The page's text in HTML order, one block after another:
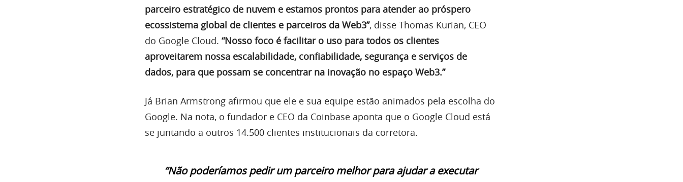
parceiro estratégico de nuvem e estamos prontos para atender ao próspero
ecossistema global de clientes e parceiros da Web3”, disse Thomas Kurian, CEO
do Google Cloud. “Nosso foco é facilitar o uso para todos os clientes
aproveitarem nossa escalabilidade, confiabilidade, segurança e serviços de
dados, para que possam se concentrar na inovação no espaço Web3.”
Já Brian Armstrong afirmou que ele e sua equipe estão animados pela escolha do
Google. Na nota, o fundador e CEO da Coinbase aponta que o Google Cloud está
se juntando a outros 14.500 clientes institucionais da corretora.
“Não poderíamos pedir um parceiro melhor para ajudar a executar